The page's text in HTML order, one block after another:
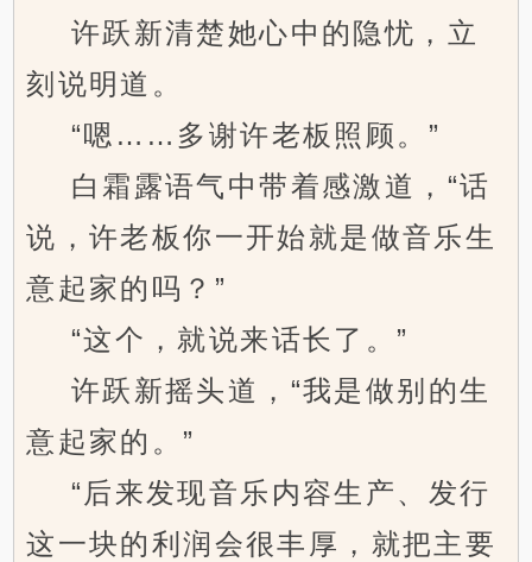
许跃新清楚她心中的隐忧，立
刻说明道。
“嗯……多谢许老板照顾。”
白霜露语气中带着感激道，“话
说，许老板你一开始就是做音乐生
意起家的吗？”
“这个，就说来话长了。”
许跃新摇头道，“我是做别的生
意起家的。”
“后来发现音乐内容生产、发行
这一块的利润会很丰厚，就把主要